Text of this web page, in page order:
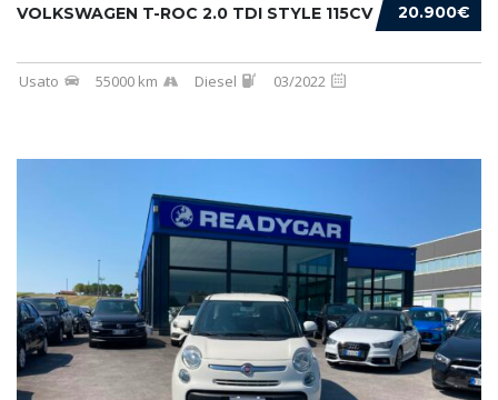
20.900€
VOLKSWAGEN T-ROC 2.0 TDI STYLE 115CV
Usato 55000 km Diesel 03/2022